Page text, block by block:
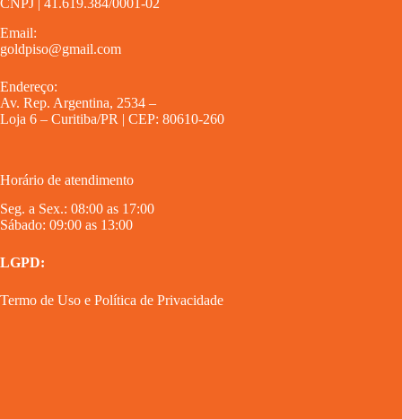
Email:
goldpiso@gmail.com
Endereço:
Av. Rep. Argentina, 2534 –
Loja 6 – Curitiba/PR | CEP: 80610-260
Horário de atendimento
Seg. a Sex.: 08:00 as 17:00
Sábado: 09:00 as 13:00
LGPD:
Termo de Uso e Política de Privacidade